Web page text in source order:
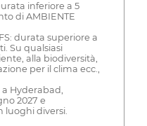
inferiore a 5
di AMBIENTE
durata superiore a
Su qualsiasi
alla biodiversità,
per il clima ecc.,
a Hyderabad,
2027 e
luoghi diversi.